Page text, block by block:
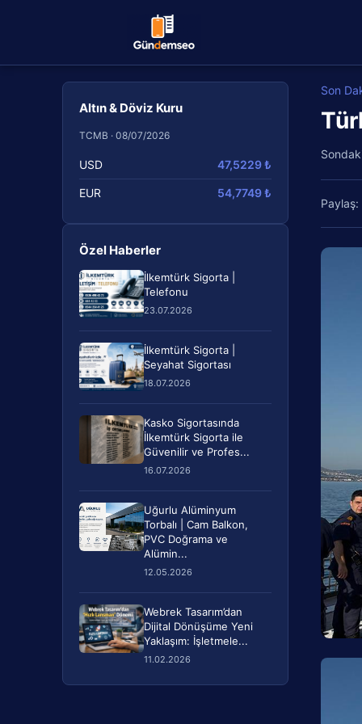
Altın & Döviz Kuru
TCMB · 08/07/2026
USD 47,5229 ₺
EUR 54,7749 ₺
Özel Haberler
İlkemtürk Sigorta |
Telefonu
23.07.2026
İlkemtürk Sigorta |
Seyahat Sigortası
18.07.2026
Kasko Sigortasında
İlkemtürk Sigorta ile
Güvenilir ve Profes...
16.07.2026
Uğurlu Alüminyum
Torbalı | Cam Balkon,
PVC Doğrama ve
Alümin...
12.05.2026
Webrek Tasarım’dan
Dijital Dönüşüme Yeni
Yaklaşım: İşletmele...
11.02.2026
Son
Paylaş: